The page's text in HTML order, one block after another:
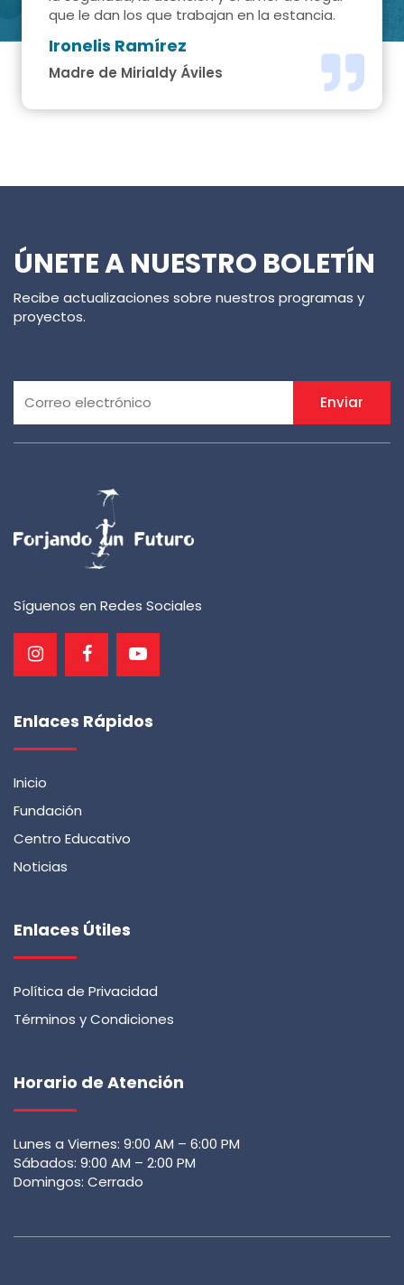
que le dan los que trabajan en la estancia.
Ironelis Ramírez
Madre de Mirialdy Áviles
ÚNETE A NUESTRO BOLETÍN
Recibe actualizaciones sobre nuestros programas y
proyectos.
Enviar
Síguenos en Redes Sociales
Enlaces Rápidos
Inicio
Fundación
Centro Educativo
Noticias
Enlaces Útiles
Política de Privacidad
Términos y Condiciones
Horario de Atención
Lunes a Viernes: 9:00 AM – 6:00 PM
Sábados: 9:00 AM – 2:00 PM
Domingos: Cerrado